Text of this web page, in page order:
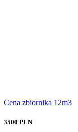
Cena zbiornika 12m3
3500 PLN